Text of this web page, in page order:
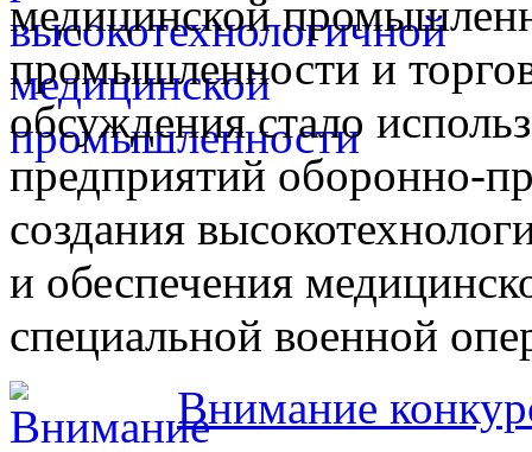
медицинской
промышленности и
обсуждения стало
предприятий оборонно-
создания
и обеспечения
специальной военной
Внимание